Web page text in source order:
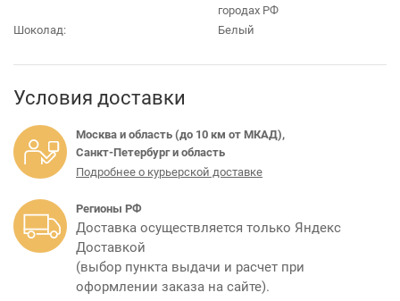
городах РФ
Шоколад:
Белый
Условия доставки
Москва и область (до 10 км от МКАД),
Санкт-Петербург и область
Подробнее о курьерской доставке
Регионы РФ
Доставка осуществляется только Яндекс
Доставкой
(выбор пункта выдачи и расчет при
оформлении заказа на сайте).